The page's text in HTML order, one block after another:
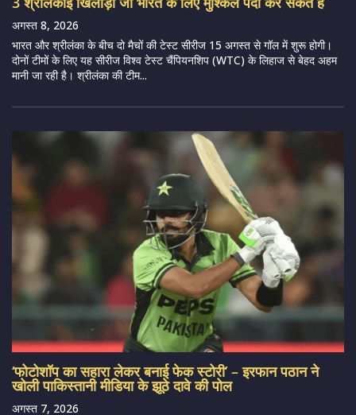
अगस्त 8, 2026
भारत और श्रीलंका के बीच दो मैचों की टेस्ट सीरीज 15 अगस्त से गॉल में शुरू होगी।
दोनों टीमों के लिए यह सीरीज विश्व टेस्ट चैंपियनशिप (WTC) के लिहाज से बेहद अहम
मानी जा रही है। श्रीलंका की टीम...
‘फोटोशॉप का सहारा लेकर बनाई फेक स्टोरी’ – इरफान पठान ने
खोली पाकिस्तानी मीडिया के झूठे दावे की पोल
अगस्त 7, 2026